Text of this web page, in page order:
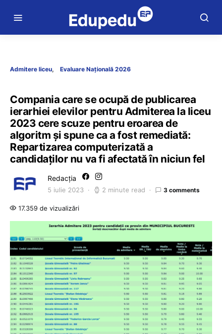
Admitere liceu Evaluare Națională 2026
Compania care se ocupă de publicarea
ierarhiei elevilor pentru Admiterea la liceu
2023 cere scuze pentru eroarea de
algoritm și spune ca a fost remediată:
Repartizarea computerizată a
candidaților nu va fi afectată în niciun fel
Redacția
5 iulie 2023 2 minute read 3 comments
17.359 de vizualizări